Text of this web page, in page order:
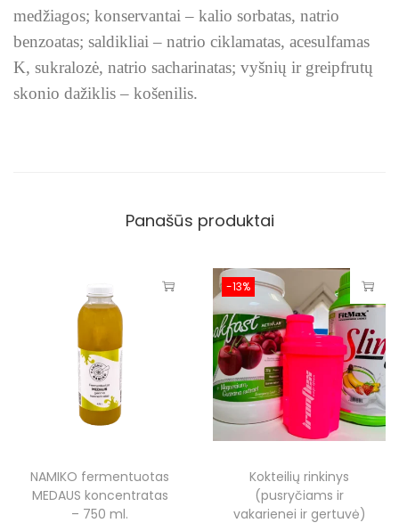
medžiagos; konservantai – kalio sorbatas, natrio
benzoatas; saldikliai – natrio ciklamatas, acesulfamas
K, sukralozė, natrio sacharinatas; vyšnių ir greipfrutų
skonio dažiklis – košenilis.
Panašūs produktai
NAMIKO fermentuotas
MEDAUS koncentratas
– 750 ml.
-13%
Kokteilių rinkinys
(pusryčiams ir
vakarienei ir gertuvė)